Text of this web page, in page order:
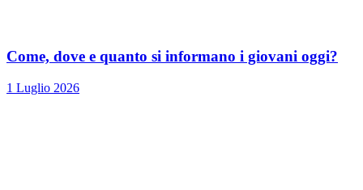
Come, dove e quanto si informano i giovani oggi?
1 Luglio 2026